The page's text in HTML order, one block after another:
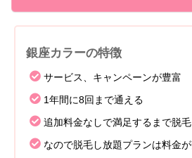
銀座カラーの特徴
サービス、キャンペーンが豊富
1年間に8回まで通える
追加料金なしで満足するまで脱
なので脱毛し放題プランは料金